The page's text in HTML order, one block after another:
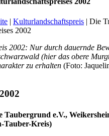
| Kulturlandschaftspreis | Die
2002
2002: Nur durch dauernde
(hier das obere
zu erhalten (Foto:
Taubergrund e.V.,
Tauber-Kreis)